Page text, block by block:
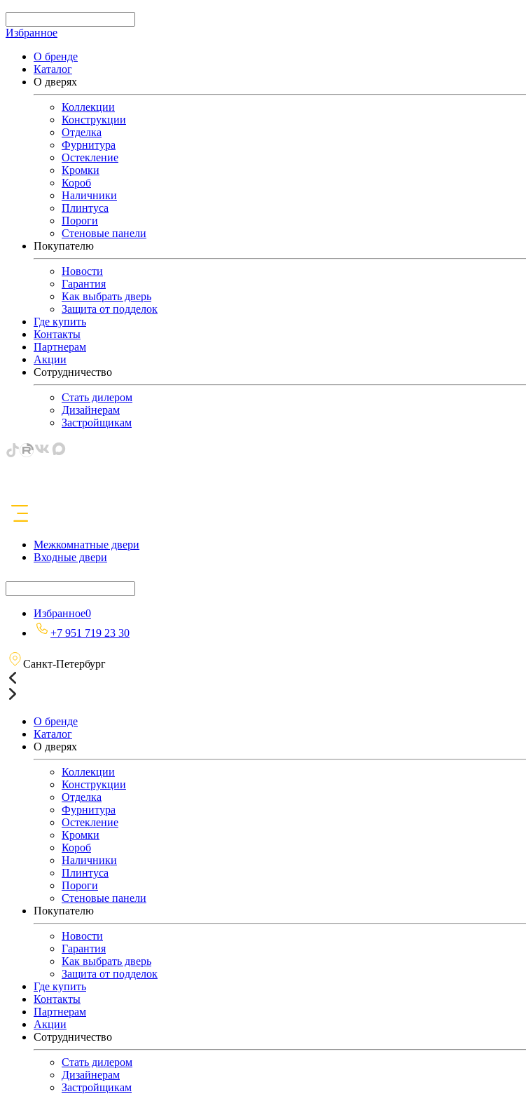
Избранное
О бренде
Каталог
О дверях
Коллекции
Конструкции
Отделка
Фурнитура
Остекление
Кромки
Короб
Наличники
Плинтуса
Пороги
Стеновые панели
Покупателю
Новости
Гарантия
Как выбрать дверь
Защита от подделок
Где купить
Контакты
Партнерам
Акции
Сотрудничество
Стать дилером
Дизайнерам
Застройщикам
Межкомнатные двери
Входные двери
Избранное0
+7 951 719 23 30
Санкт-Петербург
О бренде
Каталог
О дверях
Коллекции
Конструкции
Отделка
Фурнитура
Остекление
Кромки
Короб
Наличники
Плинтуса
Пороги
Стеновые панели
Покупателю
Новости
Гарантия
Как выбрать дверь
Защита от подделок
Где купить
Контакты
Партнерам
Акции
Сотрудничество
Стать дилером
Дизайнерам
Застройщикам